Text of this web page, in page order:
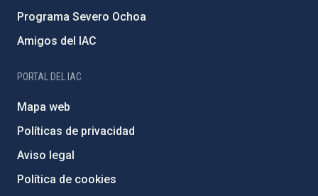
Programa Severo Ochoa
Amigos del IAC
PORTAL DEL IAC
Mapa web
Políticas de privacidad
Aviso legal
Política de cookies